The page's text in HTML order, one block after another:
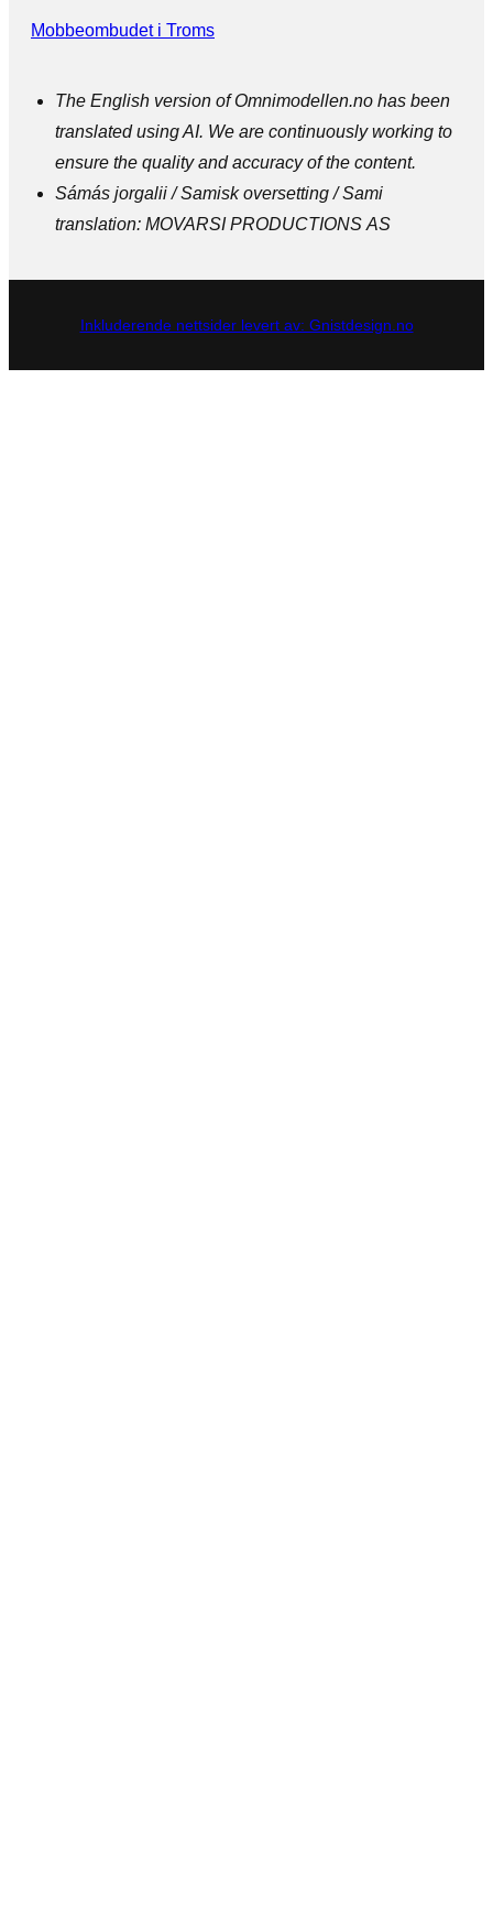
Mobbeombudet i Troms
The English version of Omnimodellen.no has been
translated using AI. We are continuously working to
ensure the quality and accuracy of the content.
Sámás jorgalii / Samisk oversetting / Sami
translation: MOVARSI PRODUCTIONS AS
Inkluderende nettsider levert av: Gnistdesign.no